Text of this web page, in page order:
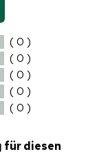
( 0 )
( 0 )
( 0 )
( 0 )
( 0 )
für diesen